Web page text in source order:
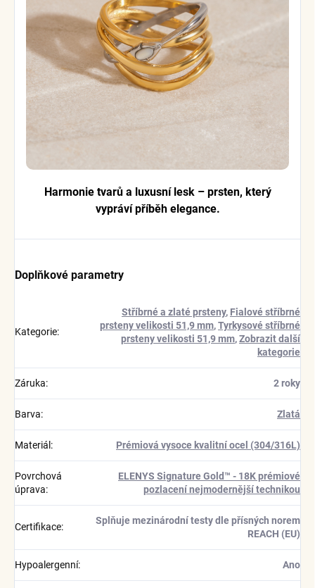
Harmonie tvarů a luxusní lesk – prsten, který
vypráví příběh elegance.
Doplňkové parametry
Kategorie:
Stříbrné a zlaté prsteny, Fialové stříbrné
prsteny velikosti 51,9 mm,Tyrkysové stříbrné
prsteny velikosti 51,9 mm,Zobrazit další
kategorie
Záruka: 2 roky
Barva: Zlatá
Materiál : Prémiová vysoce kvalitní ocel (304/316L)
Povrchová
úprava:
ELENYS Signature Gold™ - 18K prémiové
pozlacení nejmodernější technikou
Certifikace:
Splňuje mezinárodní testy dle přísných norem
REACH (EU)
Hypoalergenní: Ano